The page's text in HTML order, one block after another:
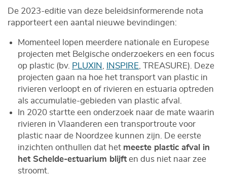
De 2023-editie van deze beleidsinformerende nota
rapporteert een aantal nieuwe bevindingen:
Momenteel lopen meerdere nationale en Europese
projecten met Belgische onderzoekers en een focus
op plastic (bv. PLUXIN INSPIRE , TREASURE). Deze
projecten gaan na hoe het transport van plastic in
rivieren verloopt en of rivieren en estuaria optreden
als accumulatie-gebieden van plastic afval.
In 2020 startte een onderzoek naar de mate waarin
rivieren in Vlaanderen een transportroute voor
plastic naar de Noordzee kunnen zijn. De eerste
inzichten onthullen dat het meeste plastic afval in
het Schelde-estuarium blijft en dus niet naar zee
stroomt.